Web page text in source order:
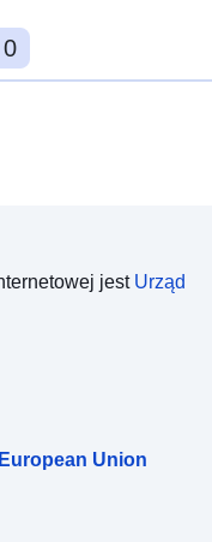
0
jest Urząd
Union